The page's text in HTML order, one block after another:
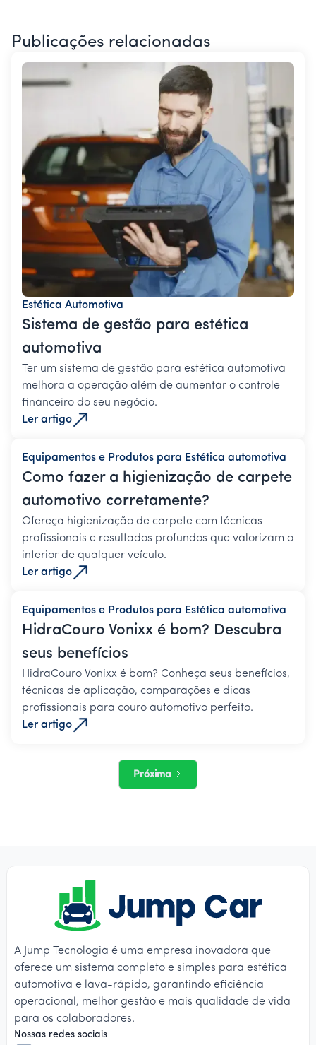
Publicações relacionadas
Estética Automotiva
Sistema de gestão para estética
automotiva
Ter um sistema de gestão para estética automotiva
melhora a operação além de aumentar o controle
financeiro do seu negócio.
Ler artigo
Equipamentos e Produtos para Estética automotiva
Como fazer a higienização de carpete
automotivo corretamente?
Ofereça higienização de carpete com técnicas
profissionais e resultados profundos que valorizam o
interior de qualquer veículo.
Ler artigo
Equipamentos e Produtos para Estética automotiva
HidraCouro Vonixx é bom? Descubra
seus benefícios
HidraCouro Vonixx é bom? Conheça seus benefícios,
técnicas de aplicação, comparações e dicas
profissionais para couro automotivo perfeito.
Ler artigo
Próxima
A Jump Tecnologia é uma empresa inovadora que
oferece um sistema completo e simples para estética
automotiva e lava-rápido, garantindo eficiência
operacional, melhor gestão e mais qualidade de vida
para os colaboradores.
Nossas redes sociais